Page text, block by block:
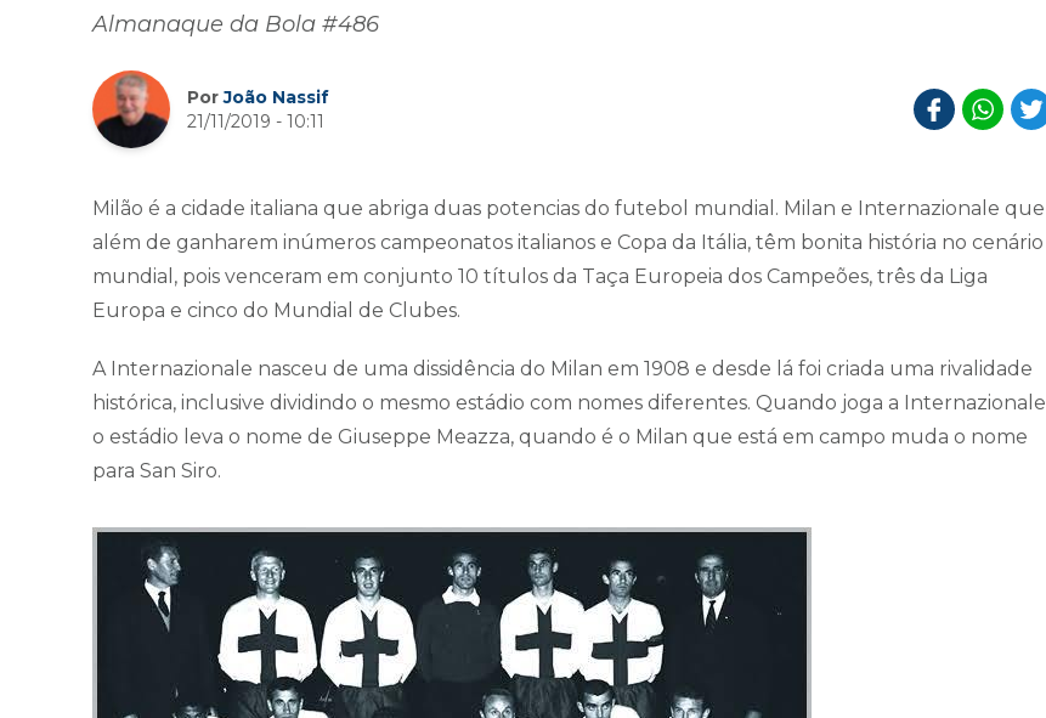
Almanaque da Bola #486
PorJoão Nassif
21/11/2019 - 10:11
Milão é a cidade italiana que abriga duas potencias do futebol mundial. Milan e Internazionale que
além de ganharem inúmeros campeonatos italianos e Copa da Itália, têm bonita história no cenário
mundial, pois venceram em conjunto 10 títulos da Taça Europeia dos Campeões, três da Liga
Europa e cinco do Mundial de Clubes.
A Internazionale nasceu de uma dissidência do Milan em 1908 e desde lá foi criada uma rivalidade
histórica, inclusive dividindo o mesmo estádio com nomes diferentes. Quando joga a Internazionale
o estádio leva o nome de Giuseppe Meazza, quando é o Milan que está em campo muda o nome
para San Siro.